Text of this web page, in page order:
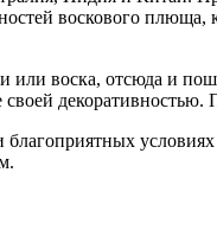
воскового
воска, отсюда и
декоративностью.